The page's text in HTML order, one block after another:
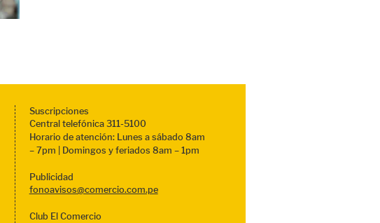
Suscripciones
Central telefónica 311-5100
Horario de atención: Lunes a sábado 8am
– 7pm | Domingos y feriados 8am – 1pm
Publicidad
fonoavisos@comercio.com.pe
Club El Comercio